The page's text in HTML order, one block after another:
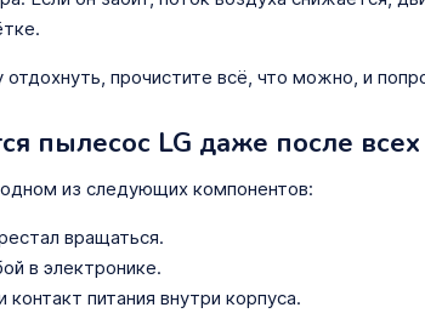
прочистите всё, что можно, и
пылесос LG даже после
из следующих компонентов:
вращаться.
в электронике.
питания внутри корпуса.